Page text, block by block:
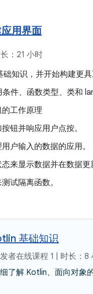
用界面
：21 小时
知识，并开始构建更具
件、函数类型、类和
工作原理
钮并响应用户点按。
户输入的数据的应用。
来显示数据并在数据更
试隔离函数。
基础知识
者在线课程 1 | 时长：8
了解 Kotlin、面向对象